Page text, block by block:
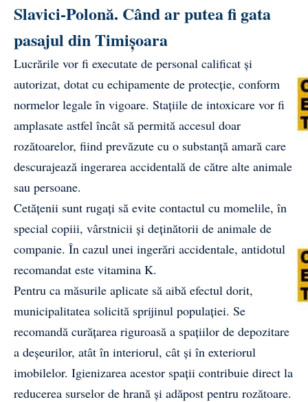
Slavici-Polonă. Când ar putea fi gata
pasajul din Timișoara
Lucrările vor fi executate de personal calificat și
autorizat, dotat cu echipamente de protecție, conform
normelor legale în vigoare. Stațiile de intoxicare vor fi
amplasate astfel încât să permită accesul doar
rozătoarelor, fiind prevăzute cu o substanță amară care
descurajează ingerarea accidentală de către alte animale
sau persoane.
Cetățenii sunt rugați să evite contactul cu momelile, în
special copiii, vârstnicii și deținătorii de animale de
companie. În cazul unei ingerări accidentale, antidotul
recomandat este vitamina K.
Pentru ca măsurile aplicate să aibă efectul dorit,
municipalitatea solicită sprijinul populației. Se
recomandă curățarea riguroasă a spațiilor de depozitare
a deșeurilor, atât în interiorul, cât și în exteriorul
imobilelor. Igienizarea acestor spații contribuie direct la
reducerea surselor de hrană și adăpost pentru rozătoare.